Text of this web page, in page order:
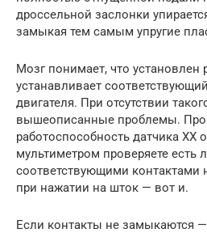
дроссельной заслонки
замыкая тем самым упругие
Мозг понимает, что установлен
устанавливает
двигателя. При отсутствии
вышеописанные проблемы.
работоспособность датчика ХХ
мультиметром проверяете есть
соответствующими контактами
при нажатии на шток — вот и.
Если контакты не замыкаются —